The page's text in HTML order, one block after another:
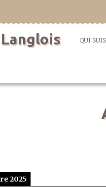
QUI
2025